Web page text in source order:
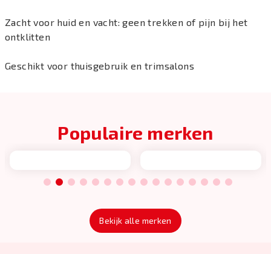
Zacht voor huid en vacht: geen trekken of pijn bij het
ontklitten
Geschikt voor thuisgebruik en trimsalons
Populaire merken
1 2 3 4 5 6 7 8 9 10 11 12 13 14 15 16
Bekijk alle merken